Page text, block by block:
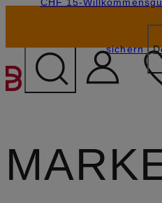
ZUM
sichern